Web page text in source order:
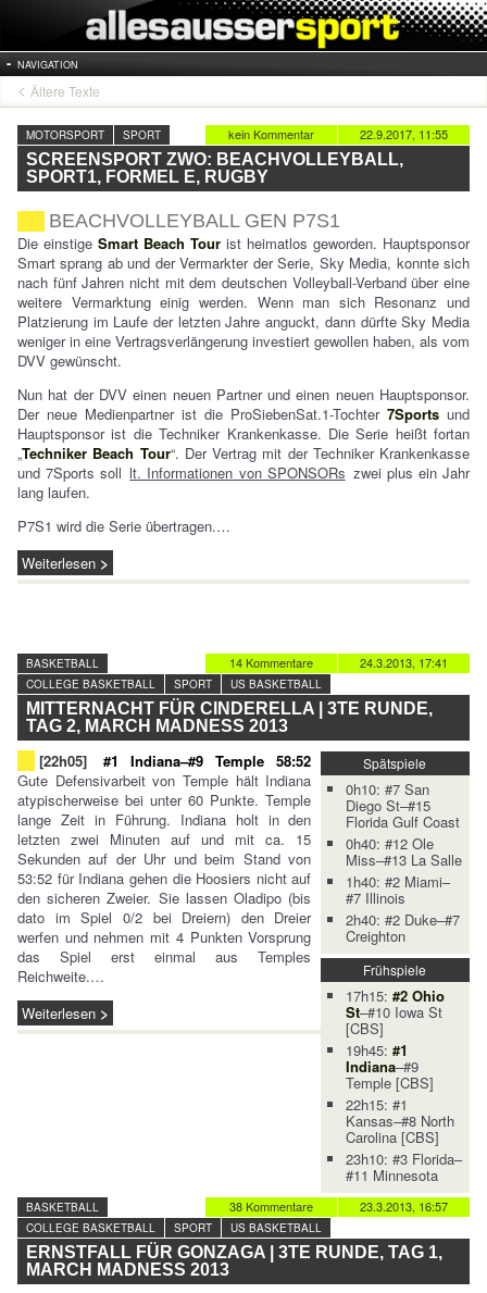
NAVIGATION
Ältere Texte
22.9.2017, 11:55
kein Kommentar
MOTORSPORT SPORT
SCREENSPORT ZWO: BEACHVOLLEYBALL,
SPORT1, FORMEL E, RUGBY
BEACHVOLLEYBALL GEN P7S1
Die einstige Smart Beach Tour ist heimatlos geworden. Hauptsponsor
Smart sprang ab und der Vermarkter der Serie, Sky Media, konnte sich
nach fünf Jahren nicht mit dem deutschen Volleyball-Verband über eine
weitere Vermarktung einig werden. Wenn man sich Resonanz und
Platzierung im Laufe der letzten Jahre anguckt, dann dürfte Sky Media
weniger in eine Vertragsverlängerung investiert gewollen haben, als vom
DVV gewünscht.
Nun hat der DVV einen neuen Partner und einen neuen Hauptsponsor.
Der neue Medienpartner ist die ProSiebenSat.1-Tochter 7Sports und
Hauptsponsor ist die Techniker Krankenkasse. Die Serie heißt fortan
„Techniker Beach Tour“. Der Vertrag mit der Techniker Krankenkasse
und 7Sports soll lt. Informationen von SPONSORs zwei plus ein Jahr
lang laufen.
P7S1 wird die Serie übertragen.…
Weiterlesen
24.3.2013, 17:41
14 Kommentare
BASKETBALL
COLLEGE BASKETBALL
SPORT US BASKETBALL
MITTERNACHT FÜR CINDERELLA | 3TE RUNDE,
TAG 2, MARCH MADNESS 2013
Spätspiele
0h10: #7 San
Diego St–#15
Florida Gulf Coast
0h40: #12 Ole
Miss–#13 La Salle
1h40: #2 Miami–
#7 Illinois
2h40: #2 Duke–#7
Creighton
Frühspiele
17h15: #2 Ohio
St–#10 Iowa St
[CBS]
19h45: #1
Indiana–#9
Temple [CBS]
22h15: #1
Kansas–#8 North
Carolina [CBS]
23h10: #3 Florida–
#11 Minnesota
[22h05]
#1 Indiana–#9 Temple 58:52
Gute Defensivarbeit von Temple hält Indiana
atypischerweise bei unter 60 Punkte. Temple
lange Zeit in Führung. Indiana holt in den
letzten zwei Minuten auf und mit ca. 15
Sekunden auf der Uhr und beim Stand von
53:52 für Indiana gehen die Hoosiers nicht auf
den sicheren Zweier. Sie lassen Oladipo (bis
dato im Spiel 0/2 bei Dreiern) den Dreier
werfen und nehmen mit 4 Punkten Vorsprung
das Spiel erst einmal aus Temples
Reichweite.…
Weiterlesen
23.3.2013, 16:57
38 Kommentare
BASKETBALL
COLLEGE BASKETBALL
SPORT US BASKETBALL
ERNSTFALL FÜR GONZAGA | 3TE RUNDE, TAG 1,
MARCH MADNESS 2013